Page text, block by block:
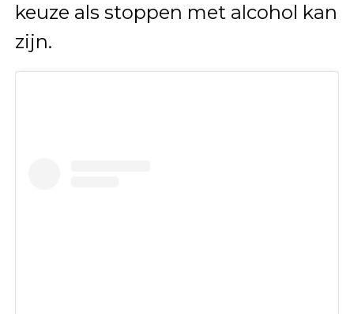
keuze als stoppen met alcohol kan
zijn.